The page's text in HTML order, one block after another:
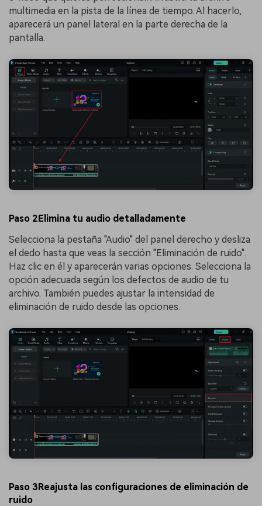
multimedia en la pista de la línea de tiempo. Al hacerlo,
aparecerá un panel lateral en la parte derecha de la
pantalla.
Paso 2Elimina tu audio detalladamente
Selecciona la pestaña "Audio" del panel derecho y desliza
el dedo hasta que veas la sección "Eliminación de ruido".
Haz clic en él y aparecerán varias opciones. Selecciona la
opción adecuada según los defectos de audio de tu
archivo. También puedes ajustar la intensidad de
eliminación de ruido desde las opciones.
Paso 3Reajusta las configuraciones de eliminación de
ruido